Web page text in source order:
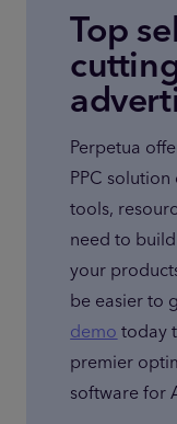
Top
Perpetua
PPC
tools,
need to
your
be easier to
demo today
premier
software for